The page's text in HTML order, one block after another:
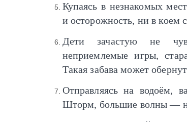
Купаясь в незнакомых
и осторожность, ни в коем
Дети зачастую не
неприемлемые игры,
Такая забава может
Отправляясь на водоём,
Шторм, большие волны —